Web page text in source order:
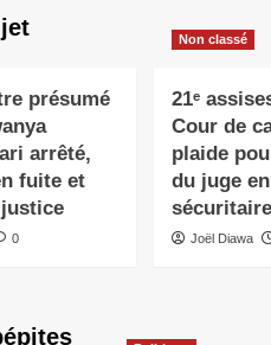
présumé
arrêté,
fuite et
0
Non classé
21ᵉ
Cour de
plaide
du juge
Joël Diawa